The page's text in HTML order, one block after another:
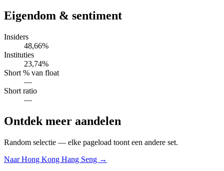
Eigendom & sentiment
Insiders
48,66%
Instituties
23,74%
Short % van float
—
Short ratio
—
Ontdek meer aandelen
Random selectie — elke pageload toont een andere set.
Naar Hong Kong Hang Seng →